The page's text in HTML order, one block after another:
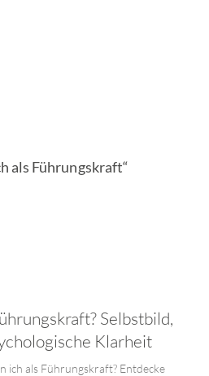
Selbstbild,
Klarheit
ich als Führungskraft? Entdecke